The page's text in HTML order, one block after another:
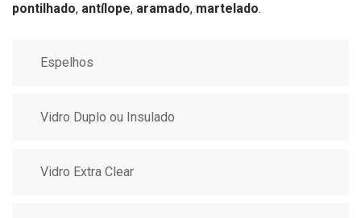
Espelhos
Vidro Duplo ou Insulado
Vidro Extra Clear
pontilhado, antílope, aramado, martelado.